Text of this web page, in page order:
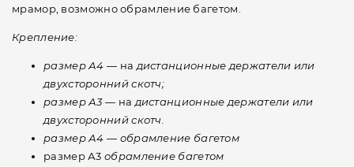
мрамор, возможно обрамление багетом.
Крепление:
размер А4 — надистанционные держатели или
двухсторонний скотч;
размер А3— надистанционные держатели или
двухсторонний скотч.
размер А4 — обрамление багетом
размер А3 обрамление багетом